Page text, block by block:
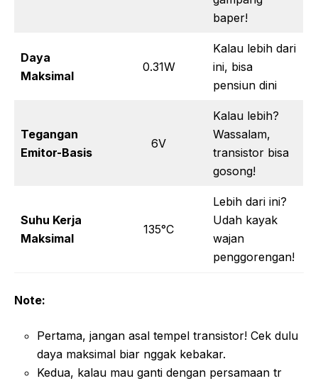
baper!
Daya
Maksimal
0.31W
Kalau lebih dari
ini, bisa
pensiun dini
Tegangan
Emitor-Basis
6V
Kalau lebih?
Wassalam,
transistor bisa
gosong!
Suhu Kerja
Maksimal
135°C
Lebih dari ini?
Udah kayak
wajan
penggorengan!
Note:
Pertama, jangan asal tempel transistor! Cek dulu
daya maksimal biar nggak kebakar.
Kedua, kalau mau ganti dengan persamaan tr